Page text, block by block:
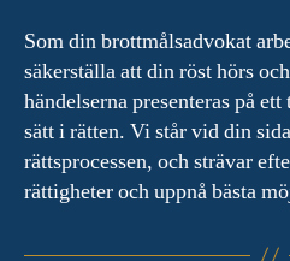
Som din brottmålsadvokat
säkerställa att din röst hörs
händelserna presenteras på
sätt i rätten. Vi står vid din
rättsprocessen, och strävar
rättigheter och uppnå bästa